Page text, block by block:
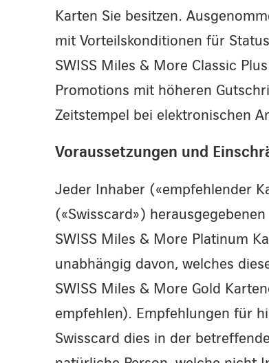
Karten Sie besitzen.
mit Vorteilskonditionen für
SWISS Miles & More Classic
Promotions mit höheren
Zeitstempel bei elektronischen
Voraussetzungen und
Jeder Inhaber («empfehlender
(«Swisscard»)
SWISS Miles & More Platinum
unabhängig davon, welches
SWISS Miles & More Gold
empfehlen). Empfehlungen für
Swisscard dies in der